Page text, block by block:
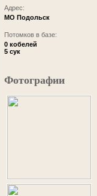
Адрес:
МО Подольск
Потомков в базе:
0 кобелей
5 сук
Фотографии